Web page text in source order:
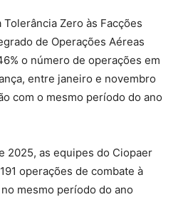
Zero às Facções
de Operações Aéreas
o número de operações em
entre janeiro e novembro
com o mesmo período do ano
2025, as equipes do Ciopaer
operações de combate à
mesmo período do ano